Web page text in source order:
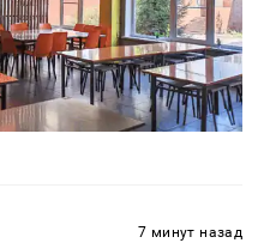
7 минут назад